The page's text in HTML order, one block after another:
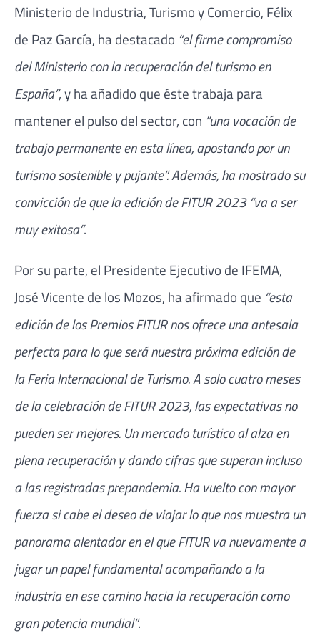
Ministerio de Industria, Turismo y Comercio, Félix
de Paz García, ha destacado “el firme compromiso
del Ministerio con la recuperación del turismo en
España”, y ha añadido que éste trabaja para
mantener el pulso del sector, con “una vocación de
trabajo permanente en esta línea, apostando por un
turismo sostenible y pujante”. Además, ha mostrado su
convicción de que la edición de FITUR 2023 “va a ser
muy exitosa”.
Por su parte, el Presidente Ejecutivo de IFEMA,
José Vicente de los Mozos, ha afirmado que “esta
edición de los Premios FITUR nos ofrece una antesala
perfecta para lo que será nuestra próxima edición de
la Feria Internacional de Turismo. A solo cuatro meses
de la celebración de FITUR 2023, las expectativas no
pueden ser mejores. Un mercado turístico al alza en
plena recuperación y dando cifras que superan incluso
a las registradas prepandemia. Ha vuelto con mayor
fuerza si cabe el deseo de viajar lo que nos muestra un
panorama alentador en el que FITUR va nuevamente a
jugar un papel fundamental acompañando a la
industria en ese camino hacia la recuperación como
gran potencia mundial”.